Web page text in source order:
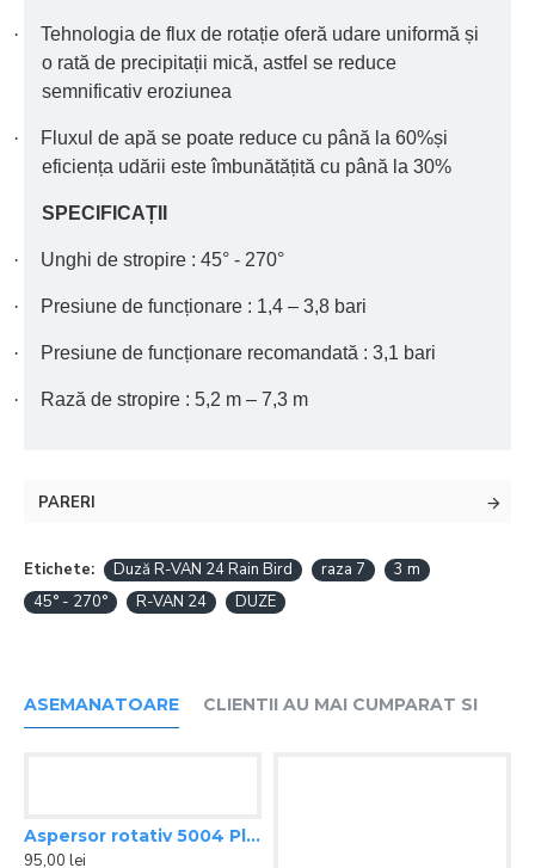
·
Tehnologia de flux de rotație oferă udare uniformă și
o rată de precipitații mică, astfel se reduce
semnificativ eroziunea
·
Fluxul de apă se poate reduce cu până la 60%și
eficiența udării este îmbunătățită cu până la 30%
SPECIFICAȚII
· Unghi de stropire : 45° - 270°
· Presiune de funcționare : 1,4 – 3,8 bari
· Presiune de funcționare recomandată : 3,1 bari
· Rază de stropire : 5,2 m – 7,3 m
PARERI
Etichete: Duză R-VAN 24 Rain Bird raza 7
3 m
45° - 270°
R-VAN 24 DUZE
ASEMANATOARE CLIENTII AU MAI CUMPARAT SI
Aspersor rotativ 5004 Plus Rain Bird
95,00 lei